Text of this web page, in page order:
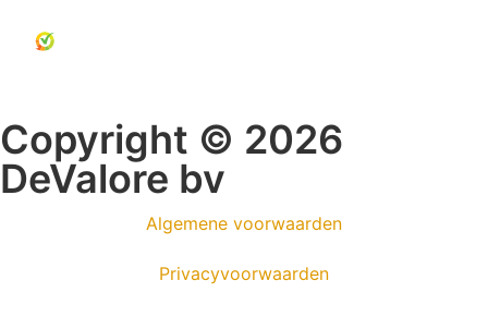
Copyright © 2026
DeValore bv
Algemene voorwaarden
Privacyvoorwaarden